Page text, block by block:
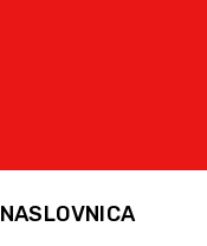
NASLOVNICA